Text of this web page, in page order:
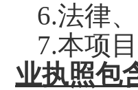
6.法律
7.本项
业执照包